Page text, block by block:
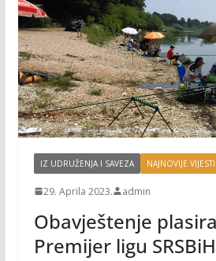
IZ UDRUŽENJA I SAVEZA NAJNOVIJE VIJESTI
29. Aprila 2023. admin
Obavještenje
Premijer ligu